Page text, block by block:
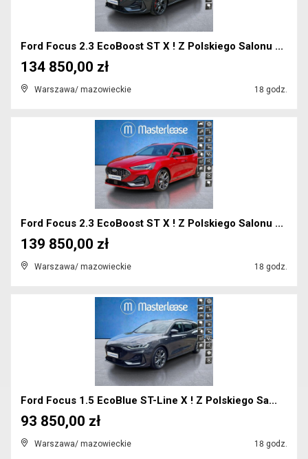
Ford Focus 2.3 EcoBoost ST X ! Z Polskiego Salonu ...
Warszawa/ mazowieckie 18 godz.
134 850,00 zł
Ford Focus 2.3 EcoBoost ST X ! Z Polskiego Salonu ...
Warszawa/ mazowieckie 18 godz.
139 850,00 zł
Ford Focus 1.5 EcoBlue ST-Line X ! Z Polskiego Sa...
Warszawa/ mazowieckie 18 godz.
93 850,00 zł